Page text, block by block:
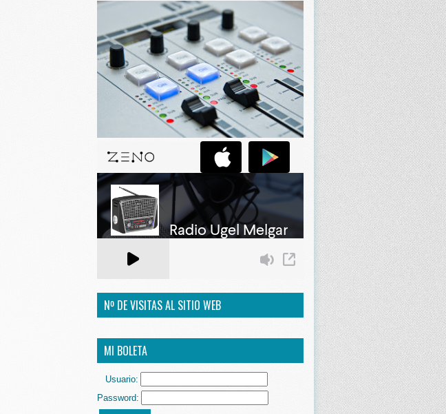
Nº DE VISITAS AL SITIO WEB
MI BOLETA
Usuario:
Password: